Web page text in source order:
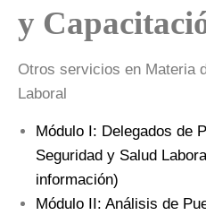
y
Otros servicios en Materia
Laboral
Módulo I: Delegados de
Seguridad y Salud
información)
Módulo II: Análisis de